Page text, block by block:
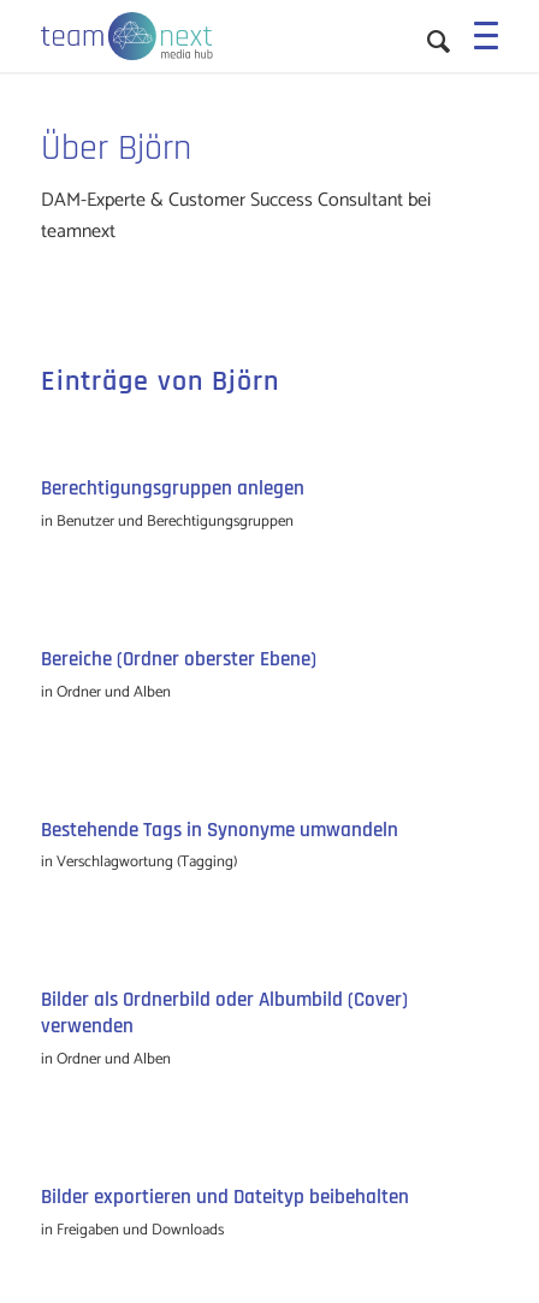
Sie sind hier: Startseite /
Über Björn
DAM-Experte & Customer Success Consultant bei
teamnext
Einträge von Björn
Berechtigungsgruppen anlegen
in Benutzer und Berechtigungsgruppen
Bereiche (Ordner oberster Ebene)
inOrdner und Alben
Bestehende Tags in Synonyme umwandeln
inVerschlagwortung (Tagging)
Bilder als Ordnerbild oder Albumbild (Cover)
verwenden
inOrdner und Alben
Bilder exportieren und Dateityp beibehalten
in Freigaben und Downloads